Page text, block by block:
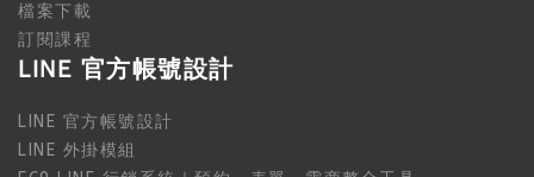
檔案下載
訂閱課程
LINE 官方帳號設計
LINE 官方帳號設計
LINE 外掛模組